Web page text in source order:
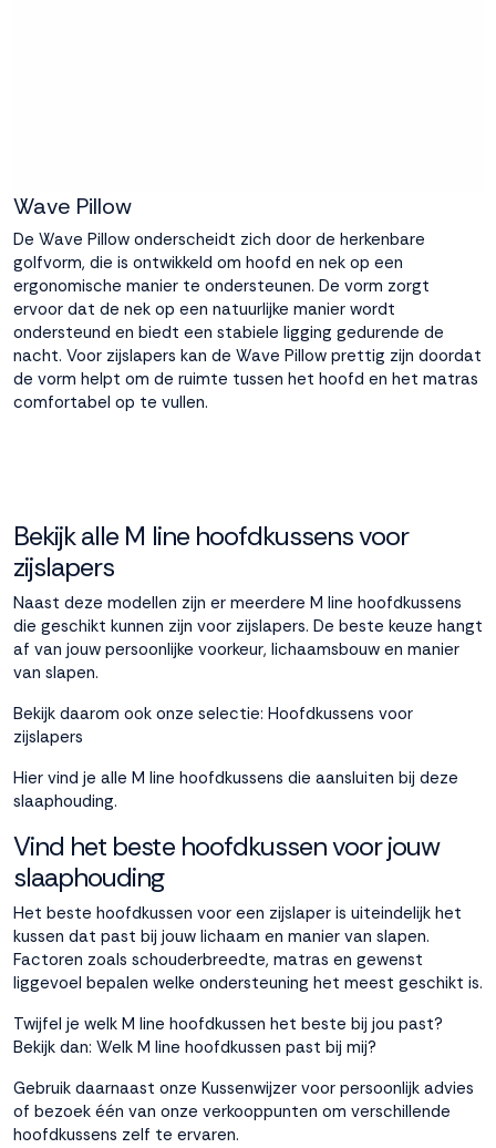
Wave Pillow
De Wave Pillow onderscheidt zich door de herkenbare
golfvorm, die is ontwikkeld om hoofd en nek op een
ergonomische manier te ondersteunen. De vorm zorgt
ervoor dat de nek op een natuurlijke manier wordt
ondersteund en biedt een stabiele ligging gedurende de
nacht. Voor zijslapers kan de Wave Pillow prettig zijn doordat
de vorm helpt om de ruimte tussen het hoofd en het matras
comfortabel op te vullen.
Bekijk alle M line hoofdkussens voor
zijslapers
Naast deze modellen zijn er meerdere M line hoofdkussens
die geschikt kunnen zijn voor zijslapers. De beste keuze hangt
af van jouw persoonlijke voorkeur, lichaamsbouw en manier
van slapen.
Bekijk daarom ook onze selectie: Hoofdkussens voor
zijslapers
Hier vind je alle M line hoofdkussens die aansluiten bij deze
slaaphouding.
Vind het beste hoofdkussen voor jouw
slaaphouding
Het beste hoofdkussen voor een zijslaper is uiteindelijk het
kussen dat past bij jouw lichaam en manier van slapen.
Factoren zoals schouderbreedte, matras en gewenst
liggevoel bepalen welke ondersteuning het meest geschikt is.
Twijfel je welk M line hoofdkussen het beste bij jou past?
Bekijk dan: Welk M line hoofdkussen past bij mij?
Gebruik daarnaast onze Kussenwijzer voor persoonlijk advies
of bezoek één van onze verkooppunten om verschillende
hoofdkussens zelf te ervaren.